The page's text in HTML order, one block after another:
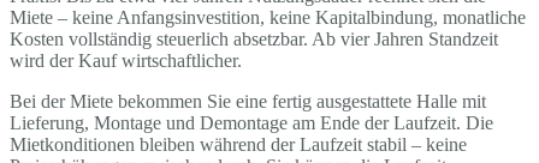
Miete – keine Anfangsinvestition, keine Kapitalbindung, monatliche
Kosten vollständig steuerlich absetzbar. Ab vier Jahren Standzeit
wird der Kauf wirtschaftlicher.
Bei der Miete bekommen Sie eine fertig ausgestattete Halle mit
Lieferung, Montage und Demontage am Ende der Laufzeit. Die
Mietkonditionen bleiben während der Laufzeit stabil – keine